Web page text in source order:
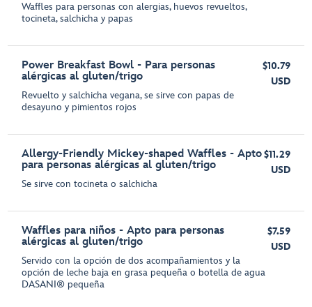
Waffles para personas con alergias, huevos revueltos,
tocineta, salchicha y papas
Power Breakfast Bowl - Para personas
alérgicas al gluten/trigo
Revuelto y salchicha vegana, se sirve con papas de
desayuno y pimientos rojos
$10.79
USD
Allergy-Friendly Mickey-shaped Waffles - Apto
para personas alérgicas al gluten/trigo
Se sirve con tocineta o salchicha
$11.29
USD
Waffles para niños - Apto para personas
alérgicas al gluten/trigo
Servido con la opción de dos acompañamientos y la
opción de leche baja en grasa pequeña o botella de agua
DASANI® pequeña
$7.59
USD